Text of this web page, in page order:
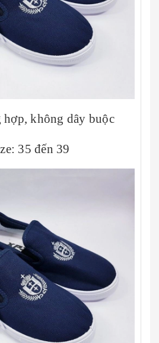
không dây buộc
35 đến 39